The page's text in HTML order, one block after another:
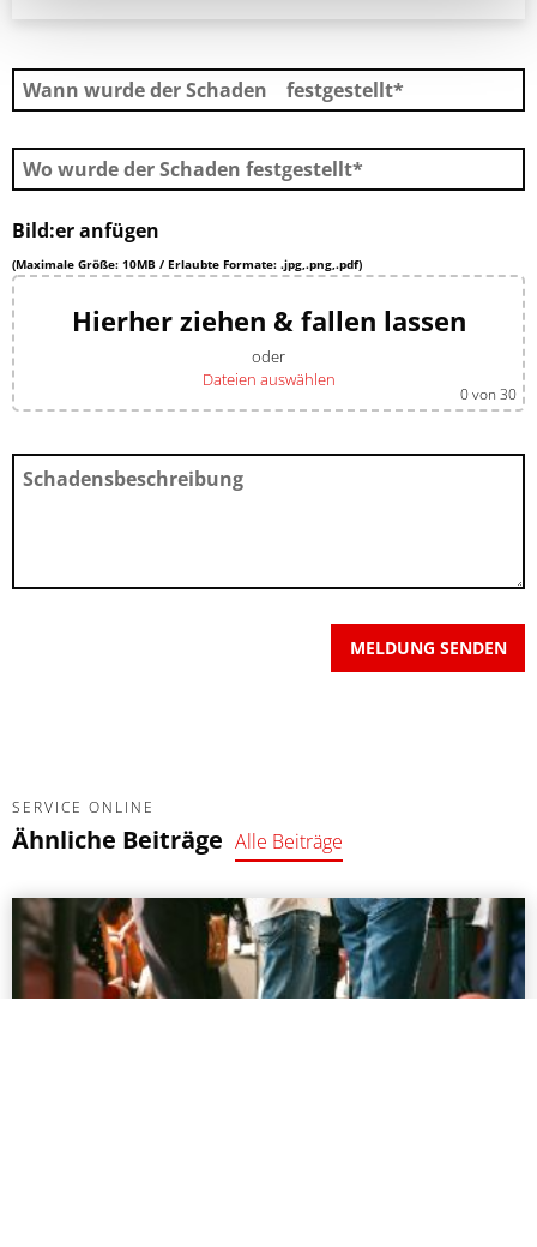
Bild:er anfügen
Hierher ziehen & fallen lassen
oder
Dateien auswählen
0von 30
(Maximale Größe: 10MB / Erlaubte Formate: .jpg,.png,.pdf)
SERVICE ONLINE
Ähnliche Beiträge Alle Beiträge